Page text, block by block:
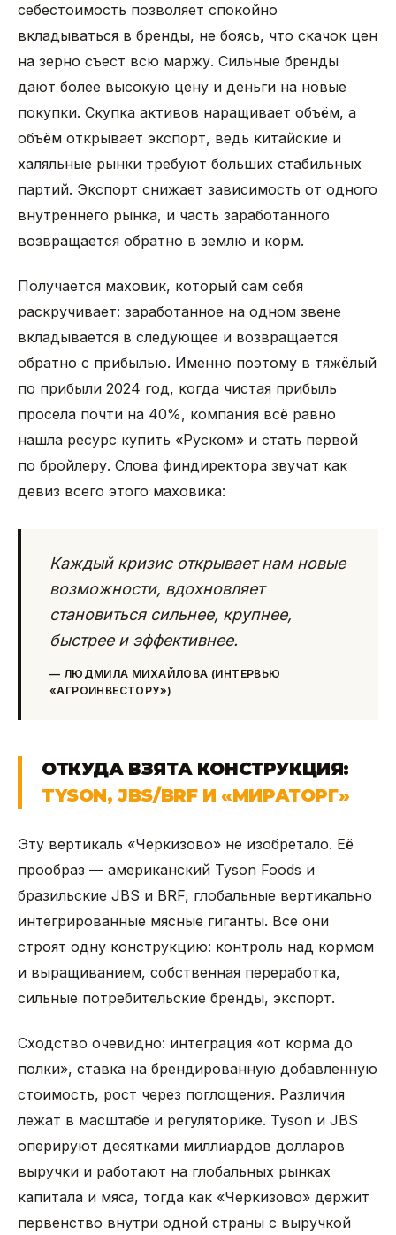
себестоимость позволяет спокойно
вкладываться в бренды, не боясь, что скачок цен
на зерно съест всю маржу. Сильные бренды
дают более высокую цену и деньги на новые
покупки. Скупка активов наращивает объём, а
объём открывает экспорт, ведь китайские и
халяльные рынки требуют больших стабильных
партий. Экспорт снижает зависимость от одного
внутреннего рынка, и часть заработанного
возвращается обратно в землю и корм.
Получается маховик, который сам себя
раскручивает: заработанное на одном звене
вкладывается в следующее и возвращается
обратно с прибылью. Именно поэтому в тяжёлый
по прибыли 2024 год, когда чистая прибыль
просела почти на 40%, компания всё равно
нашла ресурс купить «Руском» и стать первой
по бройлеру. Слова финдиректора звучат как
девиз всего этого маховика:
Каждый кризис открывает нам новые
возможности, вдохновляет
становиться сильнее, крупнее,
быстрее и эффективнее.
— ЛЮДМИЛА МИХАЙЛОВА (ИНТЕРВЬЮ
«АГРОИНВЕСТОРУ»)
ОТКУДА ВЗЯТА КОНСТРУКЦИЯ:
TYSON, JBS/BRF И «МИРАТОРГ»
Эту вертикаль «Черкизово» не изобретало. Её
прообраз — американский Tyson Foods и
бразильские JBS и BRF, глобальные вертикально
интегрированные мясные гиганты. Все они
строят одну конструкцию: контроль над кормом
и выращиванием, собственная переработка,
сильные потребительские бренды, экспорт.
Сходство очевидно: интеграция «от корма до
полки», ставка на брендированную добавленную
стоимость, рост через поглощения. Различия
лежат в масштабе и регуляторике. Tyson и JBS
оперируют десятками миллиардов долларов
выручки и работают на глобальных рынках
капитала и мяса, тогда как «Черкизово» держит
первенство внутри одной страны с выручкой